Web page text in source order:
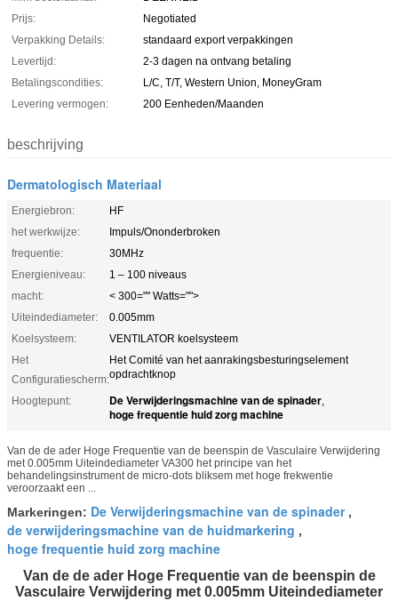
Prijs:
Negotiated
Verpakking Details:
standaard export verpakkingen
Levertijd:
2-3 dagen na ontvang betaling
Betalingscondities:
L/C, T/T, Western Union, MoneyGram
Levering vermogen:
200 Eenheden/Maanden
beschrijving
Dermatologisch Materiaal
Energiebron:
HF
het werkwijze:
Impuls/Ononderbroken
frequentie:
30MHz
Energieniveau:
1 – 100 niveaus
macht:
< 300="" Watts="">
Uiteindediameter:
0.005mm
Koelsysteem:
VENTILATOR koelsysteem
Het
Configuratiescherm:
Het Comité van het aanrakingsbesturingselement
opdrachtknop
Hoogtepunt: De Verwijderingsmachine van de spinader,
hoge frequentie huid zorg machine
Van de de ader Hoge Frequentie van de beenspin de Vasculaire Verwijdering
met 0.005mm Uiteindediameter VA300 het principe van het
behandelingsinstrument de micro-dots bliksem met hoge frekwentie
veroorzaakt een ...
Markeringen: De Verwijderingsmachine van de spinader,
de verwijderingsmachine van de huidmarkering ,
hoge frequentie huid zorg machine
Van de de ader Hoge Frequentie van de beenspin de
Vasculaire Verwijdering met 0.005mm Uiteindediameter